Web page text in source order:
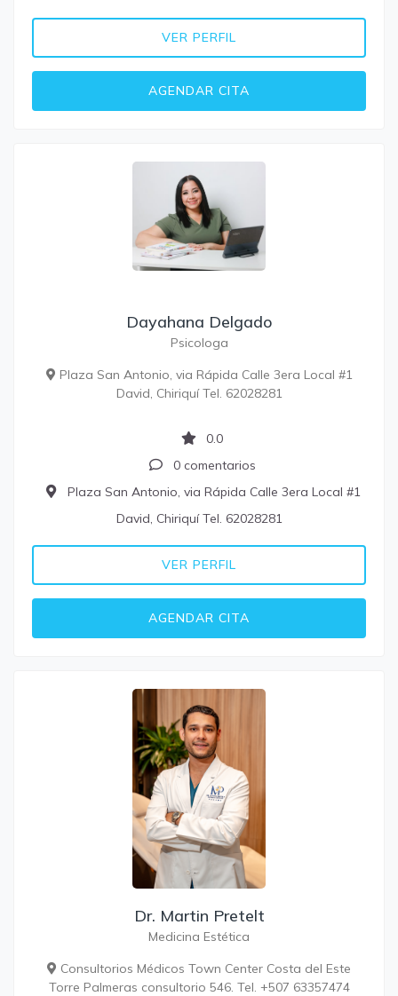
VER PERFIL
AGENDAR CITA
Dayahana Delgado
Psicologa
Plaza San Antonio, via Rápida Calle 3era Local #1
David, Chiriquí Tel. 62028281
0.0
0 comentarios
Plaza San Antonio, via Rápida Calle 3era Local #1
David, Chiriquí Tel. 62028281
VER PERFIL
AGENDAR CITA
Dr. Martin Pretelt
Medicina Estética
Consultorios Médicos Town Center Costa del Este
Torre Palmeras consultorio 546. Tel. +507 63357474